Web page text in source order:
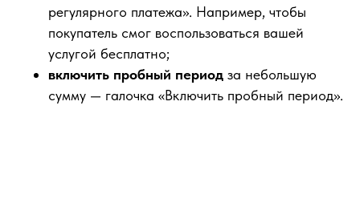
регулярного платежа». Например, чтобы
покупатель смог воспользоваться вашей
услугой бесплатно;
включить пробный период за небольшую
сумму — галочка «Включить пробный период».